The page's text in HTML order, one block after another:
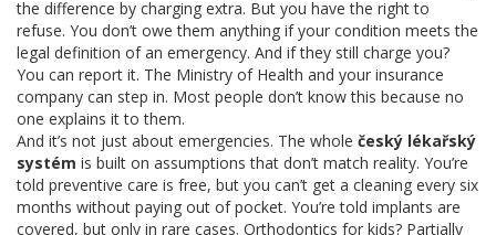
the difference by charging extra. But you have the right to
refuse. You don’t owe them anything if your condition meets the
legal definition of an emergency. And if they still charge you?
You can report it. The Ministry of Health and your insurance
company can step in. Most people don’t know this because no
one explains it to them.
And it’s not just about emergencies. The whole český lékařský
systém is built on assumptions that don’t match reality. You’re
told preventive care is free, but you can’t get a cleaning every six
months without paying out of pocket. You’re told implants are
covered, but only in rare cases. Orthodontics for kids? Partially